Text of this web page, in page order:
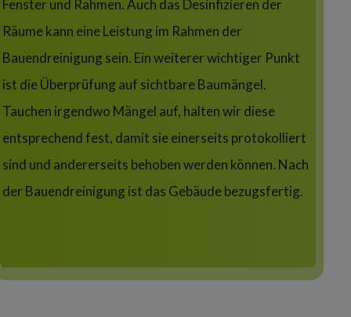
Fenster und Rahmen. Auch das Desinfizieren der
Räume kann eine Leistung im Rahmen der
Bauendreinigung sein. Ein weiterer wichtiger Punkt
ist die Überprüfung auf sichtbare Baumängel.
Tauchen irgendwo Mängel auf, halten wir diese
entsprechend fest, damit sie einerseits protokolliert
sind und andererseits behoben werden können. Nach
der Bauendreinigung ist das Gebäude bezugsfertig.